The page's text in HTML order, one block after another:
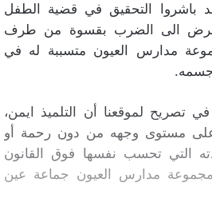
باشروا التحقيق في قضية الطفل
تعرض الى الضرب بقسوة من طرف
مدارس العيون متسببة له في
تصريح لموقعنا أن التلميذ ايمن،
مستوى وجهه من دون رحمة أو
التي تحسب نفسها فوق القانون
مدارس العيون جماعة عين